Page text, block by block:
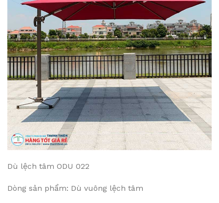
Dù lệch tâm ODU 022
Dòng sản phẩm: Dù vuông lệch tâm